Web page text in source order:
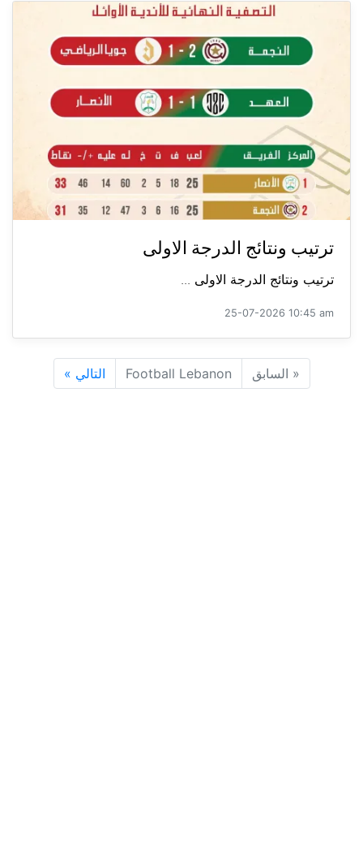
ترتيب ونتائج الدرجة الاولى
ترتيب ونتائج الدرجة الاولى ...
25-07-2026 10:45 am
« السابق Football Lebanon التالي »